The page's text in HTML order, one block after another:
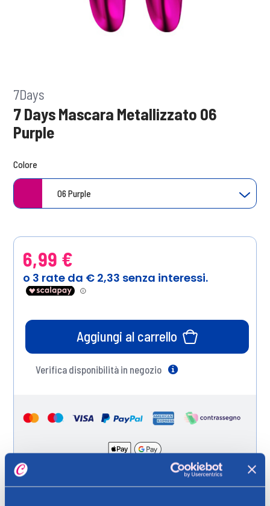
7Days
7 Days Mascara Metallizzato 06
Purple
Colore
06 Purple
6,99 €
Aggiungi al carrello
Verifica disponibilità in negozio